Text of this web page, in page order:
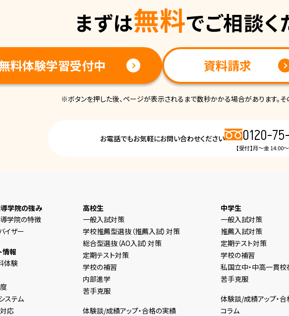
まずは無料でご相談く
料体験学習受付中 資料請求
※ボタンを押した後、ページが表示されるまで数秒かかる場合があります。そ
お電話でもお気軽にお問い合わせください 0120-
【受付】月～金 14:00
学院の強み
学院の特徴
イザー
情報
体験
ステム
応
高校生
一般入試対策
学校推薦型選抜（推薦入試）対策
総合型選抜（AO入試）対策
定期テスト対策
学校の補習
内部進学
苦手克服
体験談/成績アップ・合格の実績
中学生
一般入試対策
推薦入試対策
定期テスト対策
学校の補習
私国立中・中高一貫
苦手克服
体験談/成績アップ・
コラム